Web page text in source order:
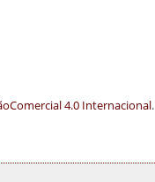
4.0 Internacional.